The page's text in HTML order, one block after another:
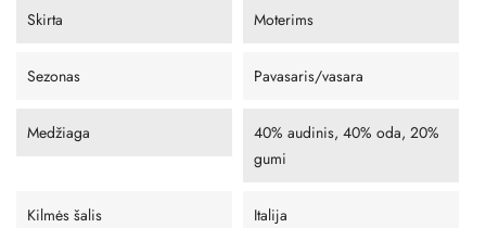
Skirta Moterims
Sezonas Pavasaris/vasara
Medžiaga
40% audinis, 40% oda, 20%
gumi
Kilmės šalis Italija